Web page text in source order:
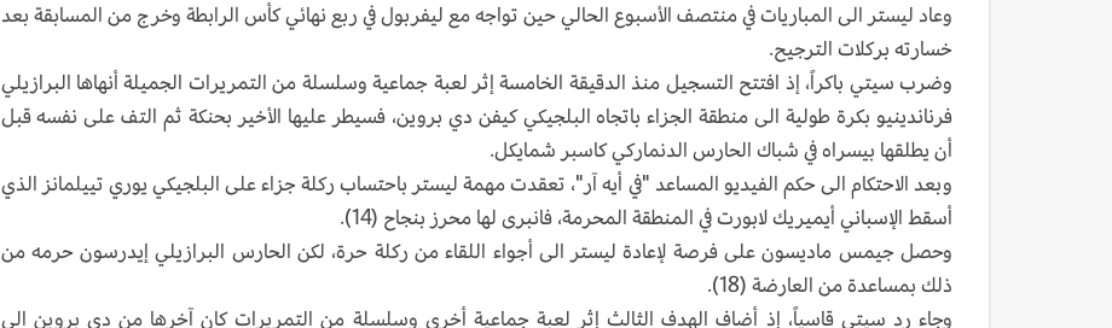
وعاد ليستر الى المباريات في منتصف الأسبوع الحالي حين تواجه مع ليفربول في ربع نهائي كأس الرابطة وخرج من المسابقة بعد
خسارته بركلات الترجيح.
وضرب سيتي باكراً، إذ افتتح التسجيل منذ الدقيقة الخامسة إثر لعبة جماعية وسلسلة من التمريرات الجميلة أنهاها البرازيلي
فرناندينيو بكرة طولية الى منطقة الجزاء باتجاه البلجيكي كيفن دي بروين، فسيطر عليها الأخير بحنكة ثم التف على نفسه قبل
أن يطلقها بيسراه في شباك الحارس الدنماركي كاسبر شمايكل.
وبعد الاحتكام الى حكم الفيديو المساعد "في أيه آر"، تعقدت مهمة ليستر باحتساب ركلة جزاء على البلجيكي يوري تييلمانز الذي
أسقط الإسباني أيميريك لابورت في المنطقة المحرمة، فانبرى لها محرز بنجاح (14).
وحصل جيمس ماديسون على فرصة لإعادة ليستر الى أجواء اللقاء من ركلة حرة، لكن الحارس البرازيلي إيدرسون حرمه من
ذلك بمساعدة من العارضة (18).
وجاء رد سيتي قاسياً، إذ أضاف الهدف الثالث إثر لعبة جماعية أخرى وسلسلة من التمريرات كان آخرها من دي بروين الى